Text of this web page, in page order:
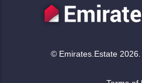
© Emirates.Estate